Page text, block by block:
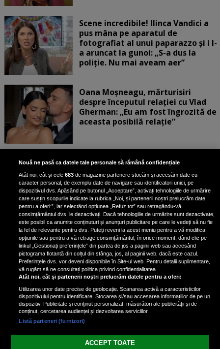
Scene incredibile! Ilinca Vandici a
pus mâna pe aparatul de
fotografiat al unui paparazzo și i l-
a aruncat la gunoi: „S-a dus la
poliție. Nu mai aveam aer”
Oana Moșneagu, mărturisiri
despre începutul relației cu Vlad
Gherman: „Eu am fost îngrozită de
aceasta posibilă relație”
Unde locuiesc Alberto Guță și
iubita lui, după ce au plecat din
casa Narcisei Balaban: „Noi
suntem într-o casă cu două-trei
etaje”
Oana Roman, achiziție după
achiziție. Suma exorbitantă pe
care a scos-o din buzunar pentru o
pereche de ochelari de soare și un
parfum
Nouă ne pasă ca datele tale personale să rămână confidențiale
Atât noi, cât și cele683 de magazine partenere stocăm și accesăm date cu
caracter personal, de exemplu date de navigare sau identificatori unici, pe
dispozitivul dvs. Apăsând pe butonul „Acceptare”, activați tehnologiile de urmărire
care susțin scopurile indicate la rubrica „Noi, și partenerii noștri prelucrăm date
pentru a oferi:”, iar selectând opțiunea „Refuz tot” sau retragându-vă
consimțământul dvs. le dezactivați. Dacă tehnologiile de urmărire sunt dezactivate,
este posibil ca anumite conținuturi și anunțuri publicitare pe care le vedeți să nu fie
la fel de relevante pentru dvs. Puteți reveni la acest meniu pentru a vă modifica
opțiunile sau pentru a vă retrage consimțământul, în orice moment, dând clic pe
linkul „Gestionați preferințele” din partea de jos a paginii web sau accesând
pictograma flotantă din colțul din stânga, jos, al paginii web, dacă este cazul.
Preferințele dvs. vor deveni disponibile în Site-ul web. Pentru detalii suplimentare,
vă rugăm să ne consultați politica privind confidențialitatea.
Atât noi, cât și partenerii noștri prelucrăm datele pentru a oferi:
Utilizarea unor date precise de geolocație. Scanarea activă a caracteristicilor
dispozitivului pentru identificare. Stocarea și/sau accesarea informațiilor de pe un
dispozitiv. Publicitate și conținut personalizat, măsurători ale publicității și de
conținut, cercetarea audienței și dezvoltarea serviciilor.
Listă parteneri (furnizori)
ACCEPT TOATE